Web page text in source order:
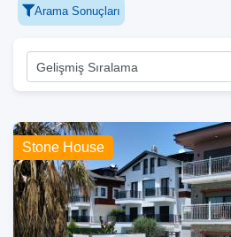
Arama Sonuçları
Stone House